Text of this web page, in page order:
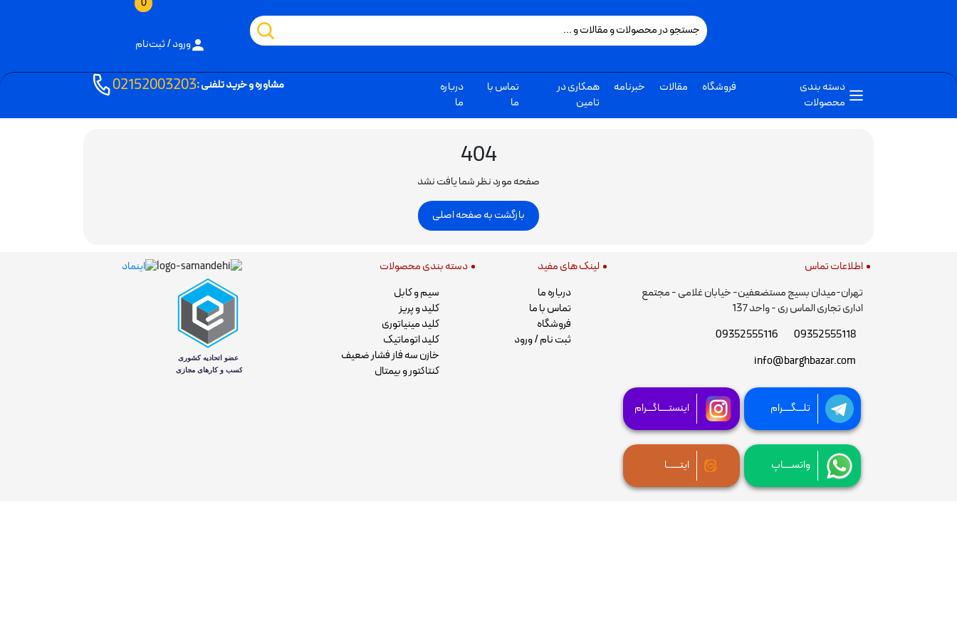
0
ورود / ثبت‌نام
دسته بندی
محصولات
فروشگاه مقالات خبرنامه
همکاری در
تامین
تماس با
ما
درباره
ما
مشاوره و خرید تلفنی :02152003203
404
صفحه مورد نظر شما یافت نشد
بازگشت به صفحه اصلی
اطلاعات تماس
تهران-میدان بسیج مستضعفین- خیابان غلامی - مجتمع
اداری تجاری الماس ری - واحد 137
09352555118
09352555116
info@barghbazar.com
تلـــگــــرام اینستــــاگـــرام
واتســــاپ ایتــــــا
لینک های مفید
درباره ما
تماس با ما
فروشگاه
ثبت نام / ورود
دسته بندی محصولات
سیم و کابل
کلید و پریز
کلید مینیاتوری
کلید اتوماتیک
خازن سه فاز فشار ضعیف
کنتاکتور و بیمتال